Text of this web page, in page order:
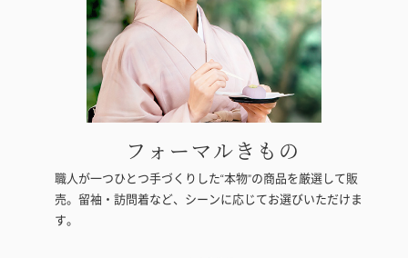
フォーマルきもの
職人が一つひとつ手づくりした“本物”の商品を厳選して販
売。留袖・訪問着など、シーンに応じてお選びいただけま
す。